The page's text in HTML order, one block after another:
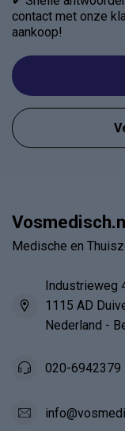
contact met onze
aankoop!
Medische en
Industrieweg
1115 AD
Nederland -
020-6942379